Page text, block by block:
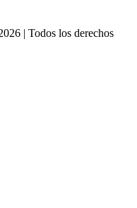
|Todos los derechos